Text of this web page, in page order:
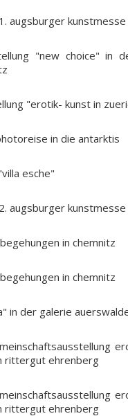
augsburger kunstmesse
"new choice" in
"erotik- kunst in
in die antarktis
esche"
augsburger kunstmesse
in chemnitz
in chemnitz
in der galerie
rittergut ehrenberg
rittergut ehrenberg